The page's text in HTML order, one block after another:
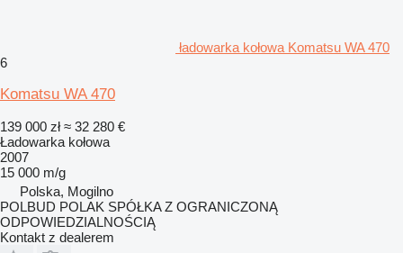
ładowarka kołowa Komatsu WA 470
6
Komatsu WA 470
139 000 zł ≈ 32 280 €
Ładowarka kołowa
2007
15 000 m/g
Polska, Mogilno
POLBUD POLAK SPÓŁKA Z OGRANICZONĄ
ODPOWIEDZIALNOŚCIĄ
Kontakt z dealerem